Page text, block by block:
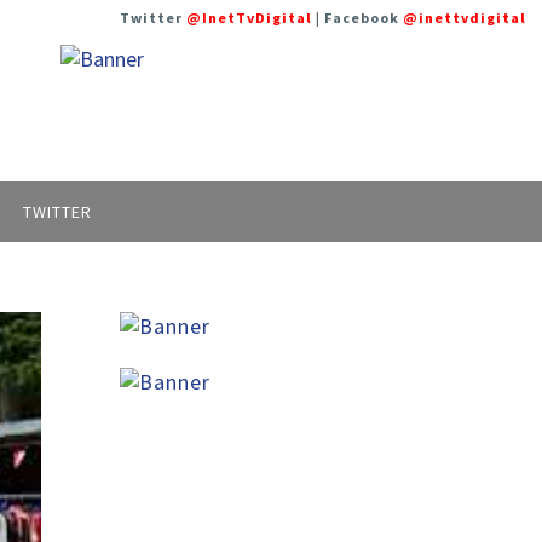
Twitter @InetTvDigital | Facebook @inettvdigital
TWITTER